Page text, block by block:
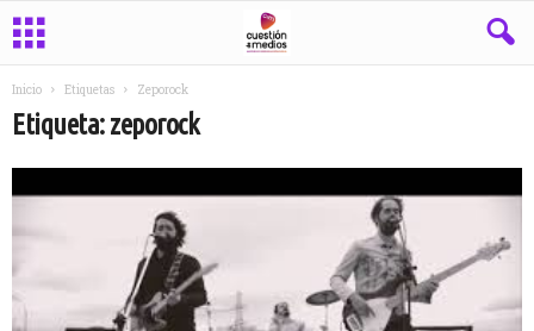
Inicio Etiquetas Zeporock
Etiqueta: zeporock